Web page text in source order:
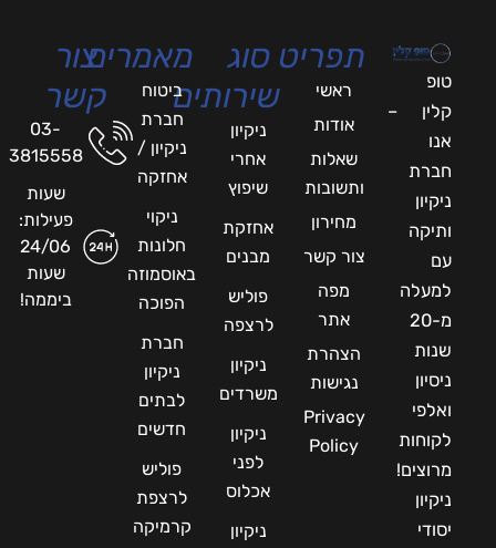
טופ
קלין –
אנו
חברת
ניקיון
ותיקה
עם
למעלה
מ-20
שנות
ניסיון
ואלפי
לקוחות
מרוצים!
ניקיון
יסודי
תפריט
ראשי
אודות
שאלות
ותשובות
מחירון
צור קשר
מפה
אתר
הצהרת
נגישות
Privacy
Policy
סוג
שירותים
ניקיון
אחרי
שיפוץ
אחזקת
מבנים
פוליש
לרצפה
ניקיון
משרדים
ניקיון
לפני
אכלוס
ניקיון
מאמרים
ביטוח
חברת
ניקיון /
אחזקה
ניקוי
חלונות
באוסמוזה
הפוכה
חברת
ניקיון
לבתים
חדשים
פוליש
לרצפת
קרמיקה
צור
קשר
03-
3815558
שעות
פעילות:
24/06
שעות
ביממה!